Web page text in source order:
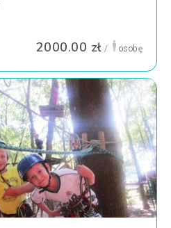
2000.00 zł / osobę